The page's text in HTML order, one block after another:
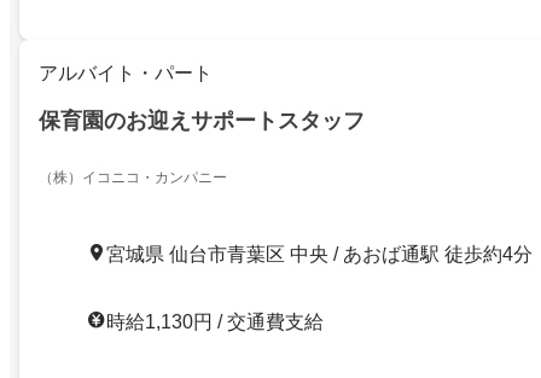
アルバイト・パート
保育園のお迎えサポートスタッフ
（株）イコニコ・カンパニー
宮城県 仙台市青葉区 中央 / あおば通駅 徒歩約4分
時給1,130円 / 交通費支給